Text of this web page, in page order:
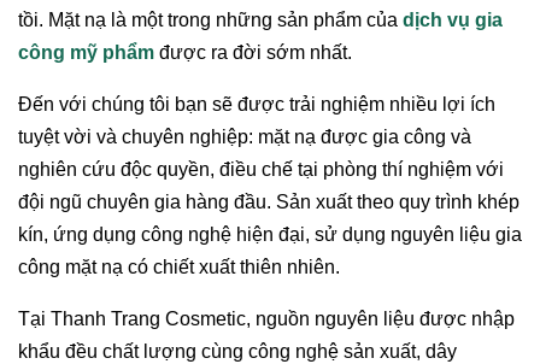
tồi. Mặt nạ là một trong những sản phẩm của dịch vụ gia
công mỹ phẩm được ra đời sớm nhất.
Đến với chúng tôi bạn sẽ được trải nghiệm nhiều lợi ích
tuyệt vời và chuyên nghiệp: mặt nạ được gia công và
nghiên cứu độc quyền, điều chế tại phòng thí nghiệm với
đội ngũ chuyên gia hàng đầu. Sản xuất theo quy trình khép
kín, ứng dụng công nghệ hiện đại, sử dụng nguyên liệu gia
công mặt nạ có chiết xuất thiên nhiên.
Tại Thanh Trang Cosmetic, nguồn nguyên liệu được nhập
khẩu đều chất lượng cùng công nghệ sản xuất, dây